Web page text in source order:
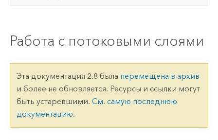
Работа с потоковыми слоями
Эта документация 2.8 была перемещена в архив
и более не обновляется. Ресурсы и ссылки могут
быть устаревшими. См. самую последнюю
документацию.